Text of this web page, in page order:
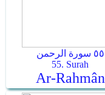
٥٥ سورة الرحمن
55. Surah
Ar-Rahmân